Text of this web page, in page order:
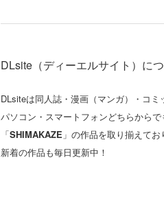
DLsite（ディーエルサイト）に
DLsiteは同人誌・漫画（マンガ）・コ
パソコン・スマートフォンどちらから
「SHIMAKAZE 」の作品を取り揃えて
新着の作品も毎日更新中！